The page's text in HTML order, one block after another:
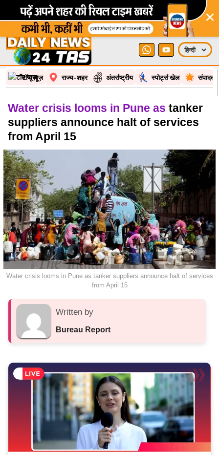
×
टॉप न्यूज़ राज्य-शहर अंतर्राष्ट्रीय स्पोर्ट्स खेल
Water crisis looms in Pune as tanker
suppliers announce halt of services
from April 15
Water crisis looms in Pune as tanker suppliers announce halt of services
from April 15
Written by
Bureau Report